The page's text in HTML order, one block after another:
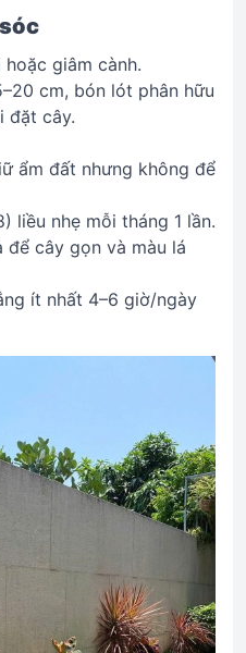
hoặc giâm cành.
cm, bón lót phân hữu
đặt cây.
ẩm đất nhưng không để
liều nhẹ mỗi tháng 1 lần.
để cây gọn và màu lá
ít nhất 4–6 giờ/ngày